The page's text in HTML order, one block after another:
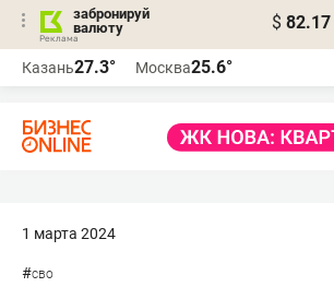
забронируй
валюту
$ 82.17
Казань27.3° Москва25.6°
1 марта 2024
#сво